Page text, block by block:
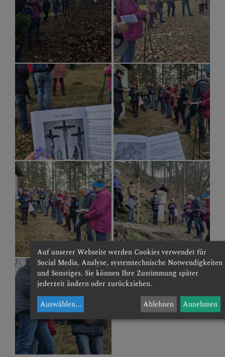
Auf unserer Webseite werden Cookies verwendet für
Social Media, Analyse, systemtechnische Notwendigkeiten
und Sonstiges. Sie können Ihre Zustimmung später
jederzeit ändern oder zurückziehen.
Auswählen... Ablehnen Annehmen